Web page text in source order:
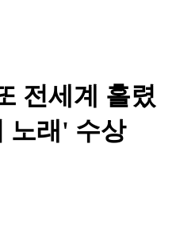
전세계 홀렸
노래' 수상